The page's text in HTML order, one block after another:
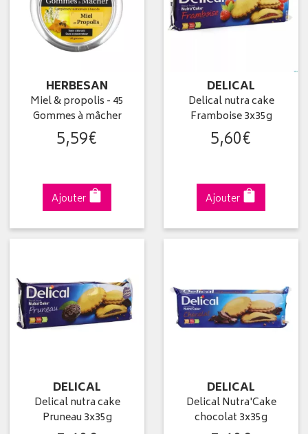
HERBESAN
Miel & propolis - 45
Gommes à mâcher
5,59€
Ajouter
DELICAL
Delical nutra cake
Framboise 3x35g
5,60€
Ajouter
DELICAL
Delical nutra cake
Pruneau 3x35g
DELICAL
Delical Nutra'Cake
chocolat 3x35g